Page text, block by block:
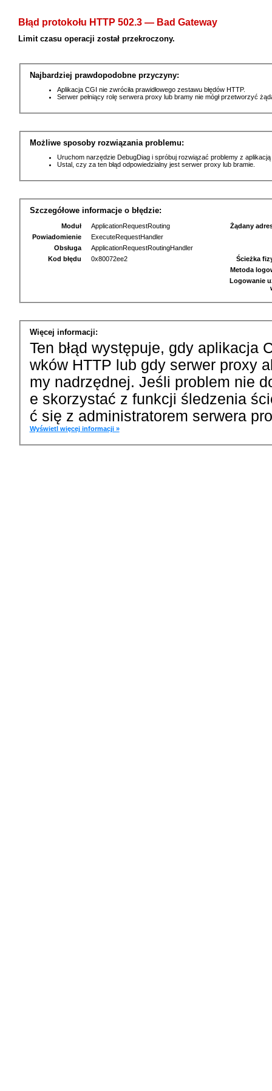
Błąd protokołu HTTP 502.3 — Bad Gateway
Limit czasu operacji został przekroczony.
Najbardziej prawdopodobne przyczyny:
Aplikacja CGI nie zwróciła prawidłowego zestawu błędów HTTP.
Serwer pełniący rolę serwera proxy lub bramy nie mógł przetworzyć
Możliwe sposoby rozwiązania problemu:
Uruchom narzędzie DebugDiag i spróbuj rozwiązać problemy z
Ustal, czy za ten błąd odpowiedzialny jest serwer proxy lub bramie.
Szczegółowe informacje o błędzie:
Moduł
ApplicationRequestRouting
Powiadomienie
ExecuteRequestHandler
Obsługa
ApplicationRequestRoutingHandler
Kod błędu
0x80072ee2
Żądany
Ścieżka
Metoda
Logowanie
Więcej informacji:
Ten błąd występuje, gdy aplikacja
wków HTTP lub gdy serwer proxy
my nadrzędnej. Jeśli problem nie
e skorzystać z funkcji śledzenia
ć się z administratorem serwera
Wyświetl więcej informacji »